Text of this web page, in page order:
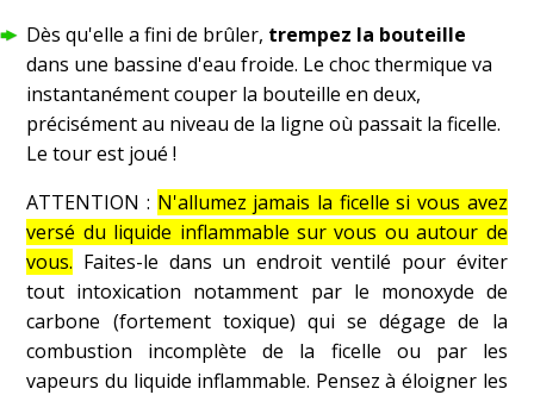
Dès qu'elle a fini de brûler, trempez la bouteille
dans une bassine d'eau froide. Le choc thermique va
instantanément couper la bouteille en deux,
précisément au niveau de la ligne où passait la ficelle.
Le tour est joué !
ATTENTION : N'allumez jamais la ficelle si vous avez
versé du liquide inflammable sur vous ou autour de
vous. Faites-le dans un endroit ventilé pour éviter
tout intoxication notamment par le monoxyde de
carbone (fortement toxique) qui se dégage de la
combustion incomplète de la ficelle ou par les
vapeurs du liquide inflammable. Pensez à éloigner les